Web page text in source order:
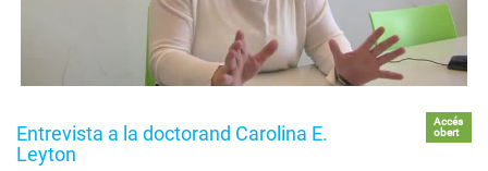
Entrevista a la doctorand Carolina E.
Leyton
Accés
obert